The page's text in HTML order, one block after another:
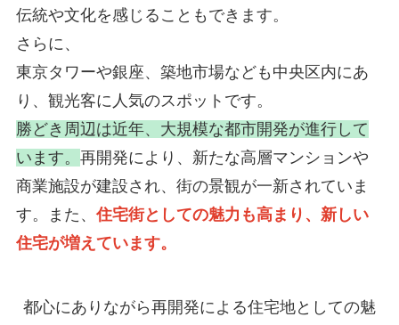
伝統や文化を感じることもできます。
さらに、
東京タワーや銀座、築地市場なども中央区内にあ
り、観光客に人気のスポットです。
勝どき周辺は近年、大規模な都市開発が進行して
います。 再開発により、新たな高層マンションや
商業施設が建設され、街の景観が一新されていま
す。また、住宅街としての魅力も高まり、新しい
住宅が増えています。
都心にありながら再開発による住宅地としての魅